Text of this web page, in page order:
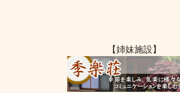
【姉妹施設】